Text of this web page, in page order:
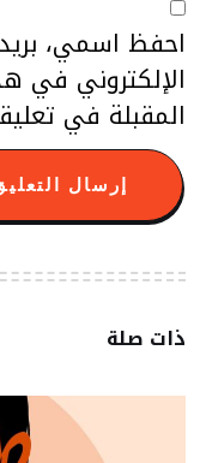
احفظ اسمي،
الإلكتروني في
المقبلة في
ذات صلة